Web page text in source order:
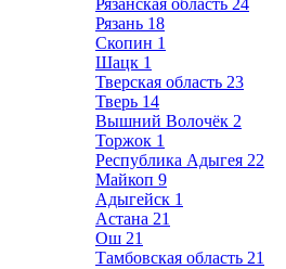
Рязанская область 24
Рязань 18
Скопин 1
Шацк 1
Тверская область 23
Тверь 14
Вышний Волочёк 2
Торжок 1
Республика Адыгея 22
Майкоп 9
Адыгейск 1
Астана 21
Ош 21
Тамбовская область 21